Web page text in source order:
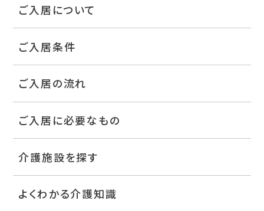
ご入居について
ご入居条件
ご入居の流れ
ご入居に必要なもの
介護施設を探す
よくわかる介護知識